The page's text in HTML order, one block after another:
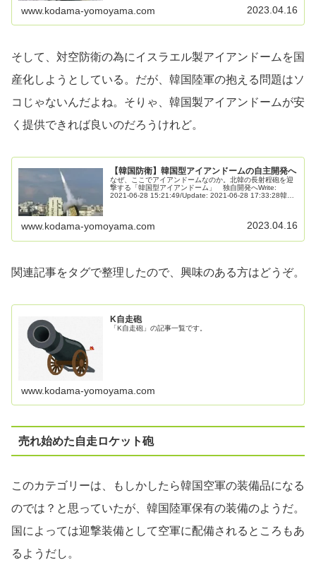
www.kodama-yomoyama.com 2023.04.16
そして、対空防衛の為にイスラエル製アイアンドームを国
産化しようとしている。だが、韓国陸軍の抱える問題はソ
コじゃないんだよね。そりゃ、韓国製アイアンドームが安
く提供できれば良いのだろうけれど。
【韓国防衛】韓国型アイアンドームの自主開発へ
なぜ、ここでアイアンドームなのか。北韓の長射程砲を迎
撃する「韓国型アイアンドーム」 独自開発へWrite:
2021-06-28 15:21:49/Update: 2021-06-28 17:33:28韓半
www.kodama-yomoyama.com 2023.04.16
関連記事をタグで整理したので、興味のある方はどうぞ。
K自走砲
「K自走砲」の記事一覧です。
www.kodama-yomoyama.com
売れ始めた自走ロケット砲
このカテゴリーは、もしかしたら韓国空軍の装備品になる
のでは？と思っていたが、韓国陸軍保有の装備のようだ。
国によっては迎撃装備として空軍に配備されるところもあ
るようだし。